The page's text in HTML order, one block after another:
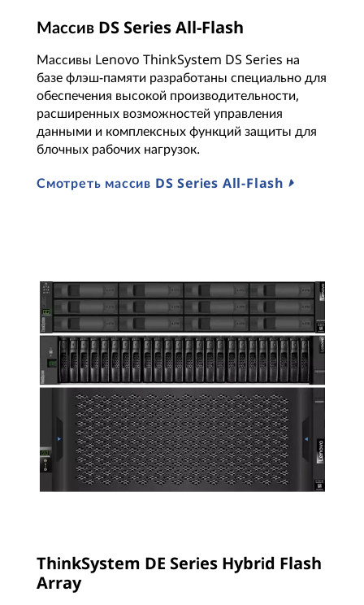
Массив DS Series All-Flash
Массивы Lenovo ThinkSystem DS Series на
базе флэш-памяти разработаны специально для
обеспечения высокой производительности,
расширенных возможностей управления
данными и комплексных функций защиты для
блочных рабочих нагрузок.
Смотреть массив DS Series All-Flash
ThinkSystem DE Series Hybrid Flash
Array